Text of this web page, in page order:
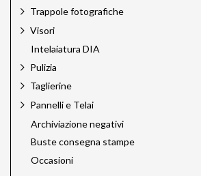
Trappole fotografiche
Visori
Intelaiatura DIA
Pulizia
Taglierine
Pannelli e Telai
Archiviazione negativi
Buste consegna stampe
Occasioni